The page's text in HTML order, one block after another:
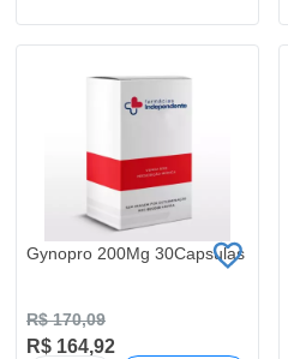
Gynopro 200Mg 30Capsulas
R$ 170,09
R$ 164,92